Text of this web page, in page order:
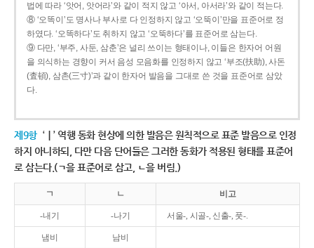
법에 따라 ‘앗어, 앗어라’와 같이 적지 않고 ‘아서, 아서라’와 같이 적는다.
⑧ ‘오똑이’도 명사나 부사로 다 인정하지 않고 ‘오뚝이’만을 표준어로 정
하였다. ‘오똑하다’도 취하지 않고 ‘오뚝하다’를 표준어로 삼는다.
⑨ 다만, ‘부주, 사둔, 삼춘’은 널리 쓰이는 형태이나, 이들은 한자어 어원
을 의식하는 경향이 커서 음성 모음화를 인정하지 않고 ‘부조(扶助), 사돈
(査頓), 삼촌(三寸)’과 같이 한자어 발음을 그대로 쓴 것을 표준어로 삼았
다.
제9항 ‘ㅣ’ 역행 동화 현상에 의한 발음은 원칙적으로 표준 발음으로 인정
하지 아니하되, 다만 다음 단어들은 그러한 동화가 적용된 형태를 표준어
로 삼는다.(ㄱ을 표준어로 삼고, ㄴ을 버림.)
ㄱ ㄴ 비고
-내기 -나기 서울-, 시골-, 신출-, 풋-.
냄비 남비